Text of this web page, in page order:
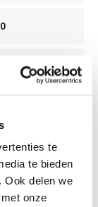
te
te bieden
Ook delen we
onze